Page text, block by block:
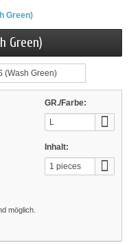
Green)
Green)
GR./Farbe:
L
Inhalt:
1 pieces
möglich.